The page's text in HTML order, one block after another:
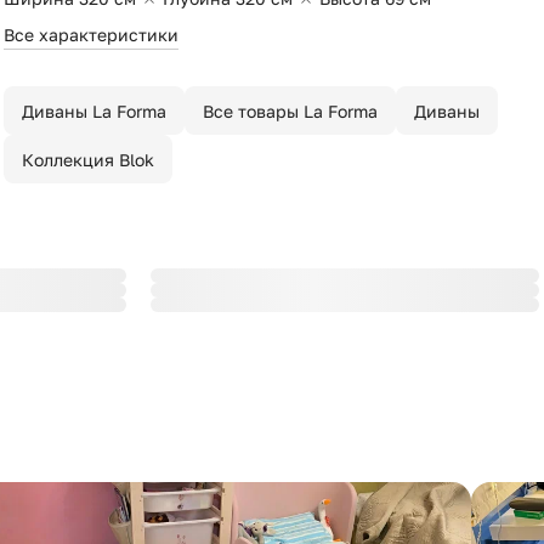
Все характеристики
Диваны La Forma Все товары La Forma Диваны
Коллекция Blok